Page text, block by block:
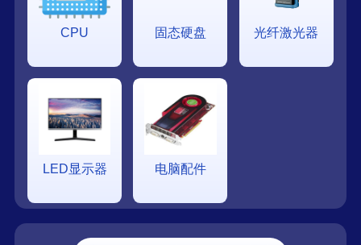
CPU 固态硬盘 光纤激光器
LED显示器 电脑配件